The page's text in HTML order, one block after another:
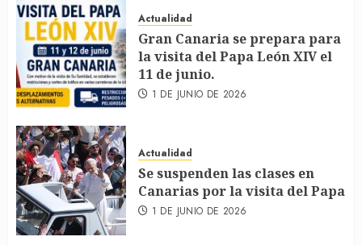
Actualidad
Gran Canaria se prepara para
la visita del Papa León XIV el
11 de junio.
1 DE JUNIO DE 2026
Actualidad
Se suspenden las clases en
Canarias por la visita del Papa
1 DE JUNIO DE 2026